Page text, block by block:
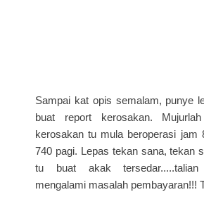
Sampai kat opis semalam, punye
buat report kerosakan.
kerosakan tu mula beroperasi jam
740 pagi. Lepas tekan sana, tekan
tu buat akak
mengalami masalah pembayaran!!!